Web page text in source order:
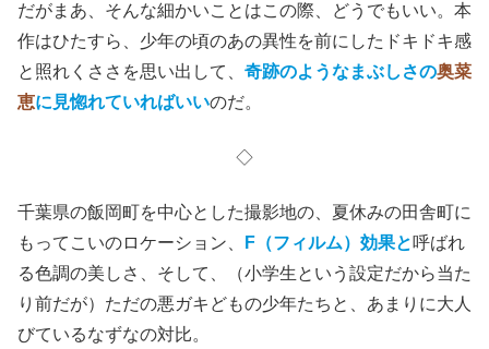
だがまあ、そんな細かいことはこの際、どうでもいい。本
作はひたすら、少年の頃のあの異性を前にしたドキドキ感
と照れくささを思い出して、 奇跡のようなまぶしさの奥菜
恵に見惚れていればいいのだ。
◇
千葉県の飯岡町を中心とした撮影地の、夏休みの田舎町に
もってこいのロケーション、
F（フィルム）効果と呼ばれ
る色調の美しさ、そして、（小学生という設定だから当た
り前だが）ただの悪ガキどもの少年たちと、あまりに大人
びているなずなの対比。